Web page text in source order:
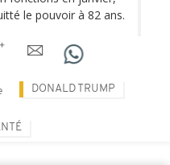
le pouvoir à 82 ans.
DONALD TRUMP